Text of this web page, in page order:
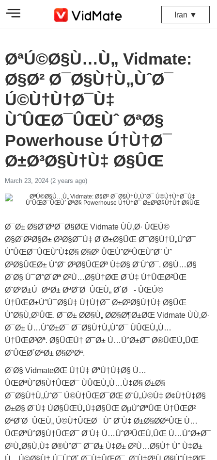
Iran ▼
ØªÚ©Ø§Ù…Ù„ Vidmate:
Ø§Ø² Ø¯Ø§Ù†Ù„ÙˆØ¯
Ú©Ù†Ù†Ø¯Ù‡
ÙˆÛŒØ¯ÛŒÙˆ ØªØ§
Powerhouse Ú†Ù†Ø¯
Ø±Ø³Ø§Ù†Ù‡ Ø§ÛŒ
March 23, 2024 (2 years ago)
Ø¯Ø± Ø§Ø¨ØªØ¯Ø§ØŒ Vidmate ÙÙ‚Ø· ÛŒÚ©
Ø§Ø¨Ø²Ø§Ø± Ø³Ø§Ø¯Ù‡ Ø¨Ø±Ø§ÛŒ Ø¯Ø§Ù†Ù„ÙˆØ¯
ÙˆÛŒØ¯ÛŒÙˆÙ‡Ø§ Ø§Ø² ÛŒÙˆØªÛŒÙˆØ¨ Ùˆ
Ø³Ø§ÛŒØ± ÙˆØ¨ Ø³Ø§ÛŒØª Ù‡Ø§ Ø¨ÙˆØ¯. Ø§Ù…Ø§
Ø¨Ø§ Ú¯Ø°Ø´Øª Ø²Ù…Ø§Ù†ØŒ Ø¨Ù‡ Ú†ÛŒØ²ÛŒ
Ø¨Ø²Ø±Ú¯ØªØ± ØªØ¨Ø¯ÛŒÙ„ Ø´Ø¯ - ÛŒÚ©
Ù†ÛŒØ±ÙˆÚ¯Ø§Ù‡ Ú†Ù†Ø¯ Ø±Ø³Ø§Ù†Ù‡ Ø§ÛŒ
ÙˆØ§Ù‚Ø¹ÛŒ. Ø¯Ø± Ø­Ø§Ù„ Ø­Ø§Ø¶Ø±ØŒ Vidmate ÙÙ‚Ø·
Ø¯Ø± Ù…ÙˆØ±Ø¯ Ø¯Ø§Ù†Ù„ÙˆØ¯ ÙÛŒÙ„Ù…
Ù†ÛŒØ³Øª. Ø§ÛŒÙ† Ø¯Ø± Ù…ÙˆØ±Ø¯ Ø®ÛŒÙ„ÛŒ
Ø¨ÛŒØ´ØªØ± Ø§Ø³Øª.
Ø¨Ø§ VidmateØŒ Ù†Ù‡ ØªÙ†Ù‡Ø§ Ù…
ÛŒ‌ØªÙˆØ§Ù†ÛŒØ¯ ÙÛŒÙ„Ù…‌Ù‡Ø§ Ø±Ø§
Ø¯Ø§Ù†Ù„ÙˆØ¯ Ú©Ù†ÛŒØ¯ØŒ Ø¨Ù„Ú©Ù‡ Ø¢Ù†Ù‡Ø§
Ø±Ø§ Ø¨Ù‡ ÙØ§ÛŒÙ„‌Ù‡Ø§ÛŒ ØµÙˆØªÛŒ Ù†ÛŒØ²
ØªØ¨Ø¯ÛŒÙ„ Ú©Ù†ÛŒØ¯ Ùˆ Ø¨Ù‡ Ø±Ø§Ø­ØªÛŒ Ù…
ÛŒ‌ØªÙˆØ§Ù†ÛŒØ¯ Ø¨Ù‡ Ù…ÙˆØ³ÛŒÙ‚ÛŒ Ù…ÙˆØ±Ø¯
Ø¹Ù„Ø§Ù‚Ù‡ Ø®ÙˆØ¯ Ø¯Ø± Ù‡Ø± Ø²Ù…Ø§Ù† Ùˆ Ù‡Ø±